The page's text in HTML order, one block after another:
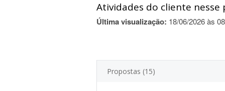
Atividades do cliente nesse
Última visualização: 18/06/2026 às
Propostas (15)